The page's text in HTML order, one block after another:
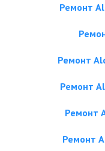
Ремонт
Ремонт
Ремонт
Ремонт
Ремонт